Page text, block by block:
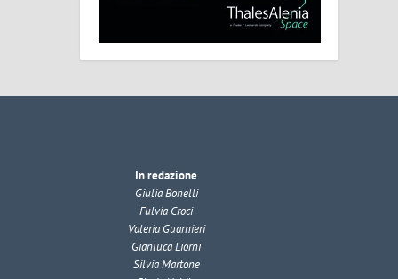
In redazione
Giulia Bonelli
Fulvia Croci
Valeria Guarnieri
Gianluca Liorni
Silvia Martone